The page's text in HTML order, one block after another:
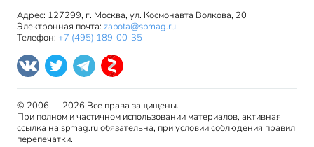
Адрес: 127299, г. Москва, ул. Космонавта Волкова, 20
Электронная почта: zabota@spmag.ru
Телефон: +7 (495) 189-00-35
© 2006 — 2026 Все права защищены.
При полном и частичном использовании материалов, активная
ссылка на spmag.ru обязательна, при условии соблюдения правил
перепечатки.